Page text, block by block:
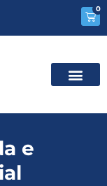
0
e